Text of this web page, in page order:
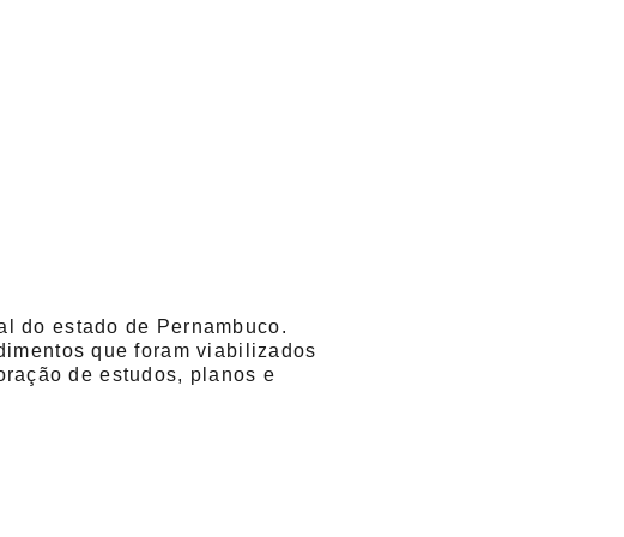
do estado de Pernambuco.
que foram viabilizados
de estudos, planos e